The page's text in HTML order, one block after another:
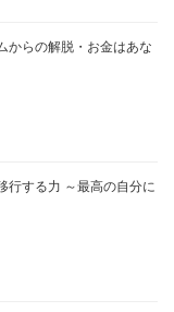
からの解脱・お金はあな
行する力 ～最高の自分に